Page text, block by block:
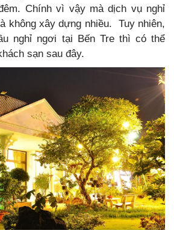
Chính vì vậy mà dịch vụ nghỉ
không xây dựng nhiều. Tuy nhiên,
nghỉ ngơi tại Bến Tre thì có thể
sạn sau đây.